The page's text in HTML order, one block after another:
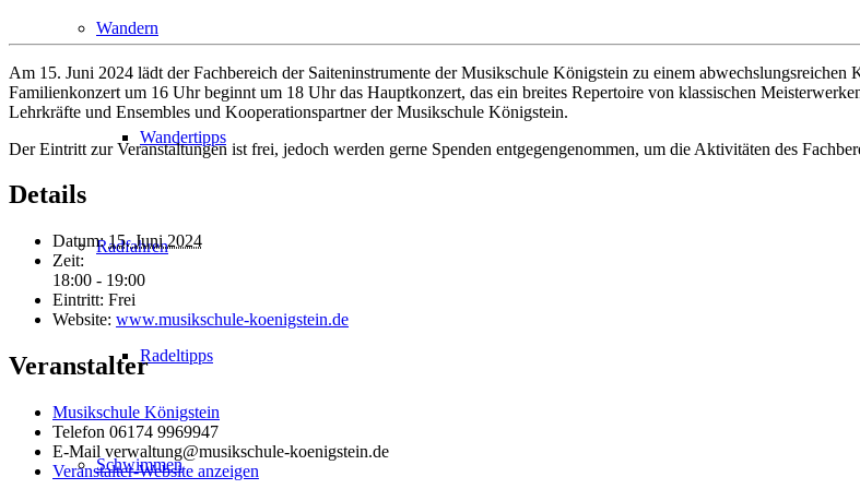
Wandern
Wandertipps
Radfahren
Radeltipps
Schwimmen
Am 15. Juni 2024 lädt der Fachbereich der Saiteninstrumente der Musikschule Königstein zu einem
Familienkonzert um 16 Uhr beginnt um 18 Uhr das Hauptkonzert, das ein breites Repertoire von klassischen
Lehrkräfte und Ensembles und Kooperationspartner der Musikschule Königstein.
Der Eintritt zur Veranstaltungen ist frei, jedoch werden gerne Spenden entgegengenommen, um die Aktivitäten des
Details
Datum: 15. Juni 2024
Zeit:
18:00 - 19:00
Eintritt: Frei
Website: www.musikschule-koenigstein.de
Veranstalter
Musikschule Königstein
Telefon 06174 9969947
E-Mail verwaltung@musikschule-koenigstein.de
Veranstalter-Website anzeigen